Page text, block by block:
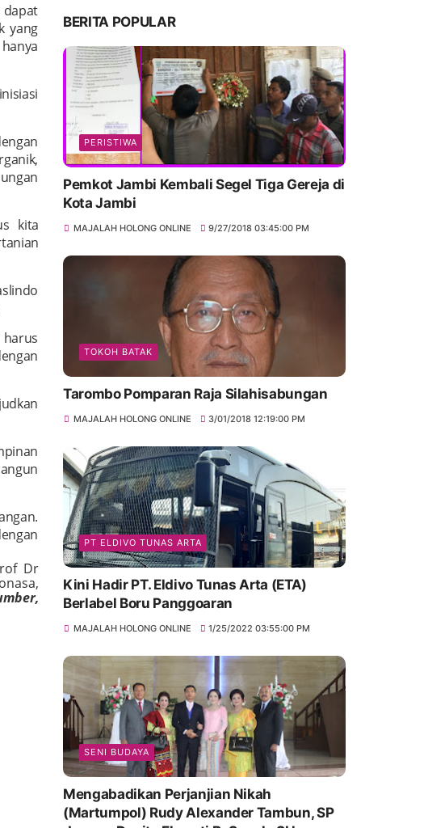
yang
kita
Dr
BERITA POPULAR
PERISTIWA
Pemkot Jambi Kembali Segel Tiga Gereja di
Kota Jambi
MAJALAH HOLONG ONLINE 9/27/2018 03:45:00 PM
TOKOH BATAK
Tarombo Pomparan Raja Silahisabungan
MAJALAH HOLONG ONLINE 3/01/2018 12:19:00 PM
PT ELDIVO TUNAS ARTA
Kini Hadir PT. Eldivo Tunas Arta (ETA)
Berlabel Boru Panggoaran
MAJALAH HOLONG ONLINE 1/25/2022 03:55:00 PM
SENI BUDAYA
Mengabadikan Perjanjian Nikah
(Martumpol) Rudy Alexander Tambun, SP